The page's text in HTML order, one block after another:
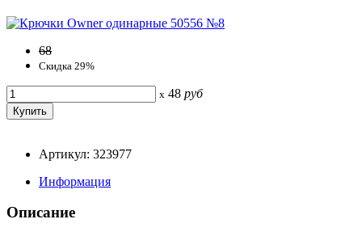
68
Скидка 29%
x 48 руб
Артикул: 323977
Информация
Описание